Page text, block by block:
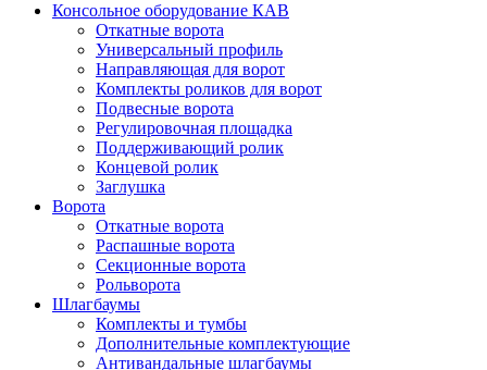
Консольное оборудование КАВ
Откатные ворота
Универсальный профиль
Направляющая для ворот
Комплекты роликов для ворот
Подвесные ворота
Регулировочная площадка
Поддерживающий ролик
Концевой ролик
Заглушка
Ворота
Откатные ворота
Распашные ворота
Секционные ворота
Рольворота
Шлагбаумы
Комплекты и тумбы
Дополнительные комплектующие
Антивандальные шлагбаумы